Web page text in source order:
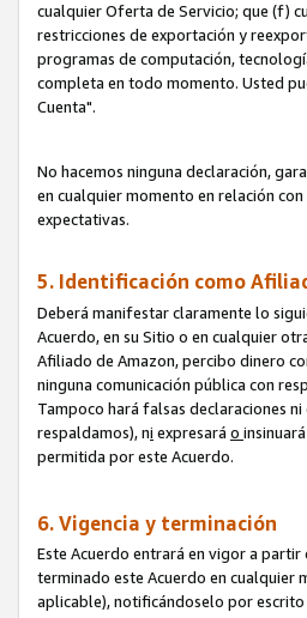
cualquier Oferta de Servicio; que (f)
restricciones de exportación y
programas de computación,
completa en todo momento. Usted
Cuenta".
No hacemos ninguna declaración,
en cualquier momento en relación
expectativas.
5. Identificación como
Deberá manifestar claramente lo
Acuerdo, en su Sitio o en cualquier
Afiliado de Amazon, percibo dinero
ninguna comunicación pública con
Tampoco hará falsas declaraciones
respaldamos), ni expresará o
permitida por este Acuerdo.
6. Vigencia y terminación
Este Acuerdo entrará en vigor a
terminado este Acuerdo en cualquier
aplicable), notificándoselo por